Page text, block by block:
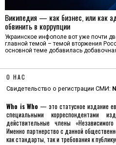
Википедия — как бизнес, или как
обвинить в коррупции
Украинское инфополе вот уже почти
главной темой – темой вторжения
основной теме добавилась
О НАС
Свидетельство о регистрации СМИ:
Who is Who — это статусное издание
специальными корреспондентами
действительные члены
Именно партнерство с данной
как стандарты, так и требования к